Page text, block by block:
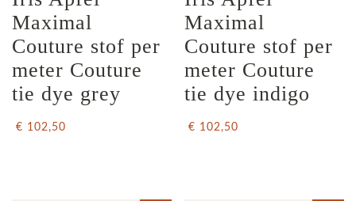
Maximal
Couture stof per
meter Couture
tie dye grey
€ 102,50
Maximal
Couture stof per
meter Couture
tie dye indigo
€ 102,50